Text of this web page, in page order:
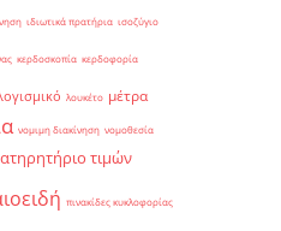
ιδιωτικά πρατήρια ισοζύγιο
κερδοσκοπία κερδοφορία
λουκέτο μέτρα
νομιμη διακίνηση νομοθεσία
τιμών
πινακίδες κυκλοφορίας